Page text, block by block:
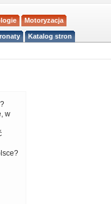
Motoryzacja
Katalog stron
w